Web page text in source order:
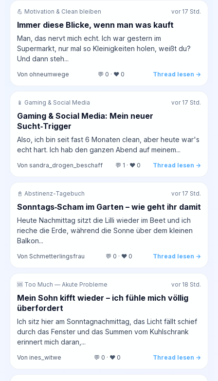
💪 Motivation & Clean bleiben vor 17 Std.
Immer diese Blicke, wenn man was kauft
Man, das nervt mich echt. Ich war gestern im
Supermarkt, nur mal so Kleinigkeiten holen, weißt du?
Und dann steh...
Von ohneumwege 💬 0 · ❤️ 0 Thread lesen →
📱 Gaming & Social Media vor 17 Std.
Gaming & Social Media: Mein neuer
Sucht‑Trigger
Also, ich bin seit fast 6 Monaten clean, aber heute war's
echt hart. Ich hab den ganzen Abend auf meinem...
Von sandra_drogen_beschaff 💬 1 · ❤️ 0 Thread lesen →
📓 Abstinenz-Tagebuch vor 17 Std.
Sonntags‑Scham im Garten – wie geht ihr damit
Heute Nachmittag sitzt die Lilli wieder im Beet und ich
rieche die Erde, während die Sonne über dem kleinen
Balkon...
Von Schmetterlingsfrau 💬 0 · ❤️ 0 Thread lesen →
🆘 Too Much — Akute Probleme vor 18 Std.
Mein Sohn kifft wieder – ich fühle mich völlig
überfordert
Ich sitz hier am Sonntagnachmittag, das Licht fällt schief
durch das Fenster und das Summen vom Kuhlschrank
erinnert mich daran,...
Von ines_witwe 💬 0 · ❤️ 0 Thread lesen →